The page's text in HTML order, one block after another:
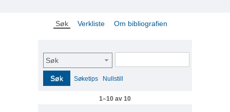
Søk Verkliste Om bibliografien
Søk
Søk Søketips Nullstill
1–10 av 10